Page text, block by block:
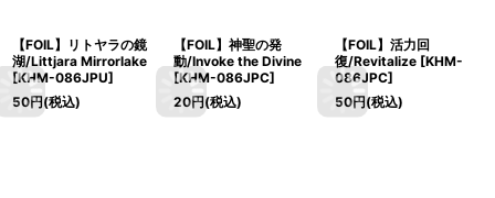
【FOIL】リトヤラの鏡
湖/Littjara Mirrorlake
[KHM-086JPU]
50円(税込)
【FOIL】神聖の発
動/Invoke the Divine
[KHM-086JPC]
20円(税込)
【FOIL】活力回
復/Revitalize [KHM-
086JPC]
50円(税込)